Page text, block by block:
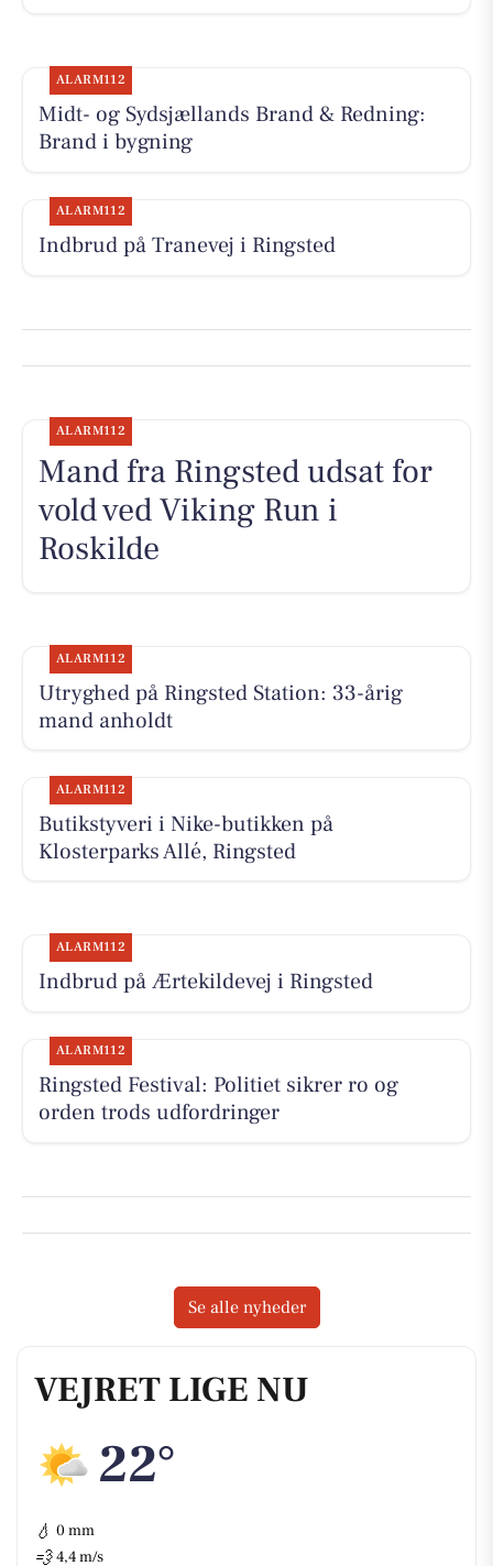
VEJRET LIGE NU
22°
💧 0 mm
💨 4,4 m/s
ALARM112
Midt- og Sydsjællands Brand & Redning:
Brand i bygning
ALARM112
Indbrud på Tranevej i Ringsted
ALARM112
Mand fra Ringsted udsat for
vold ved Viking Run i
Roskilde
ALARM112
Utryghed på Ringsted Station: 33-årig
mand anholdt
ALARM112
Butikstyveri i Nike-butikken på
Klosterparks Allé, Ringsted
ALARM112
Indbrud på Ærtekildevej i Ringsted
ALARM112
Ringsted Festival: Politiet sikrer ro og
orden trods udfordringer
Se alle nyheder